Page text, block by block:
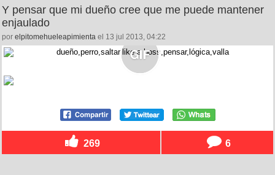
Y pensar que mi dueño cree que me puede mantener
enjaulado
por elpitomehueleapimienta el 13 jul 2013, 04:22
269 6